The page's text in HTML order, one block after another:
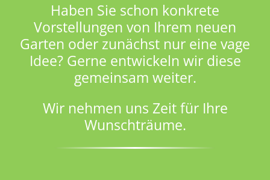
Haben Sie schon konkrete
Vorstellungen von Ihrem neuen
Garten oder zunächst nur eine vage
Idee? Gerne entwickeln wir diese
gemeinsam weiter.
Wir nehmen uns Zeit für Ihre
Wunschträume.